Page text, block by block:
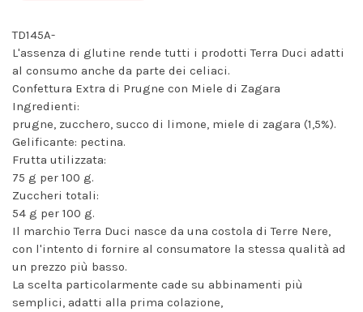
TD145A-
L'assenza di glutine rende tutti i prodotti Terra Duci adatti
al consumo anche da parte dei celiaci.
Confettura Extra di Prugne con Miele di Zagara
Ingredienti:
prugne, zucchero, succo di limone, miele di zagara (1,5%).
Gelificante: pectina.
Frutta utilizzata:
75 g per 100 g.
Zuccheri totali:
54 g per 100 g.
Il marchio Terra Duci nasce da una costola di Terre Nere,
con l'intento di fornire al consumatore la stessa qualità ad
un prezzo più basso.
La scelta particolarmente cade su abbinamenti più
semplici, adatti alla prima colazione,